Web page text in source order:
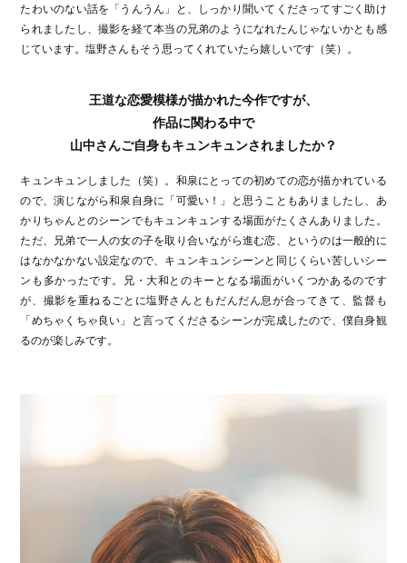
たわいのない話を「うんうん」と、しっかり聞いてくださってすごく助け
られましたし、撮影を経て本当の兄弟のようになれたんじゃないかとも感
じています。塩野さんもそう思ってくれていたら嬉しいです（笑）。
王道な恋愛模様が描かれた今作ですが、
作品に関わる中で
山中さんご自身もキュンキュンされましたか？
キュンキュンしました（笑）。和泉にとっての初めての恋が描かれている
ので、演じながら和泉自身に「可愛い！」と思うこともありましたし、あ
かりちゃんとのシーンでもキュンキュンする場面がたくさんありました。
ただ、兄弟で一人の女の子を取り合いながら進む恋、というのは一般的に
はなかなかない設定なので、キュンキュンシーンと同じくらい苦しいシー
ンも多かったです。兄・大和とのキーとなる場面がいくつかあるのです
が、撮影を重ねるごとに塩野さんともだんだん息が合ってきて、監督も
「めちゃくちゃ良い」と言ってくださるシーンが完成したので、僕自身観
るのが楽しみです。